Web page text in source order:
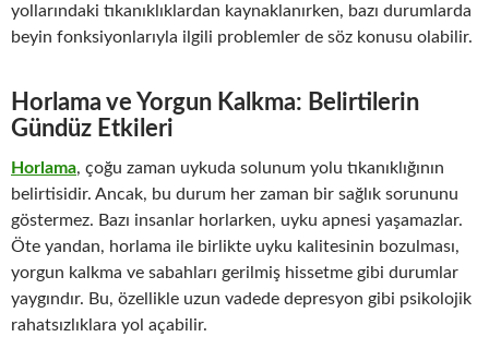
yollarındaki tıkanıklıklardan kaynaklanırken, bazı durumlarda
beyin fonksiyonlarıyla ilgili problemler de söz konusu olabilir.
Horlama ve Yorgun Kalkma: Belirtilerin
Gündüz Etkileri
Horlama, çoğu zaman uykuda solunum yolu tıkanıklığının
belirtisidir. Ancak, bu durum her zaman bir sağlık sorununu
göstermez. Bazı insanlar horlarken, uyku apnesi yaşamazlar.
Öte yandan, horlama ile birlikte uyku kalitesinin bozulması,
yorgun kalkma ve sabahları gerilmiş hissetme gibi durumlar
yaygındır. Bu, özellikle uzun vadede depresyon gibi psikolojik
rahatsızlıklara yol açabilir.